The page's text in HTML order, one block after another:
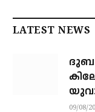
LATEST NEWS
പിഴ
09/08/